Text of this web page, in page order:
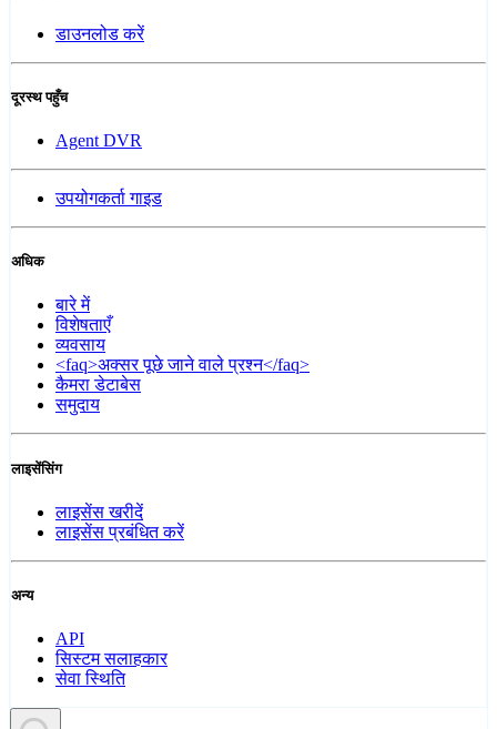
डाउनलोड करें
दूरस्थ पहुँच
Agent DVR
उपयोगकर्ता गाइड
अधिक
बारे में
विशेषताएँ
व्यवसाय
<faq>अक्सर पूछे जाने वाले प्रश्न</faq>
कैमरा डेटाबेस
समुदाय
लाइसेंसिंग
लाइसेंस खरीदें
लाइसेंस प्रबंधित करें
अन्य
API
सिस्टम सलाहकार
सेवा स्थिति